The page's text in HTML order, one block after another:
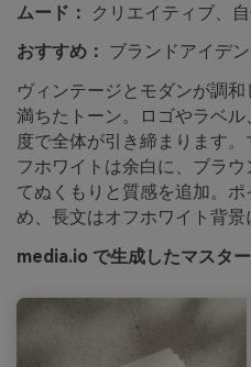
ムード：
クリエイティブ、
おすすめ： ブランドアイデ
ヴィンテージとモダンが調
満ちたトーン。ロゴやラベ
度で全体が引き締まります
フホワイトは余白に、ブラ
てぬくもりと質感を追加。
め、長文はオフホワイト背景
media.io で生成したマスタ